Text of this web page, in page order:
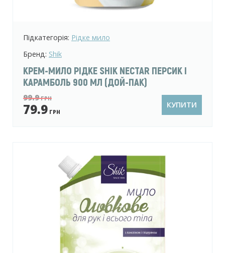
Підкатегорія: Рідке мило
Бренд: Shik
КРЕМ-МИЛО РІДКЕ SHIK NECTAR ПЕРСИК І
КАРАМБОЛЬ 900 МЛ (ДОЙ-ПАК)
99.9ГРН
79.9 ГРН
КУПИТИ